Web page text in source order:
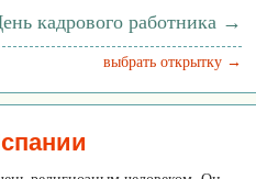
кадрового работника →
выбрать открытку →